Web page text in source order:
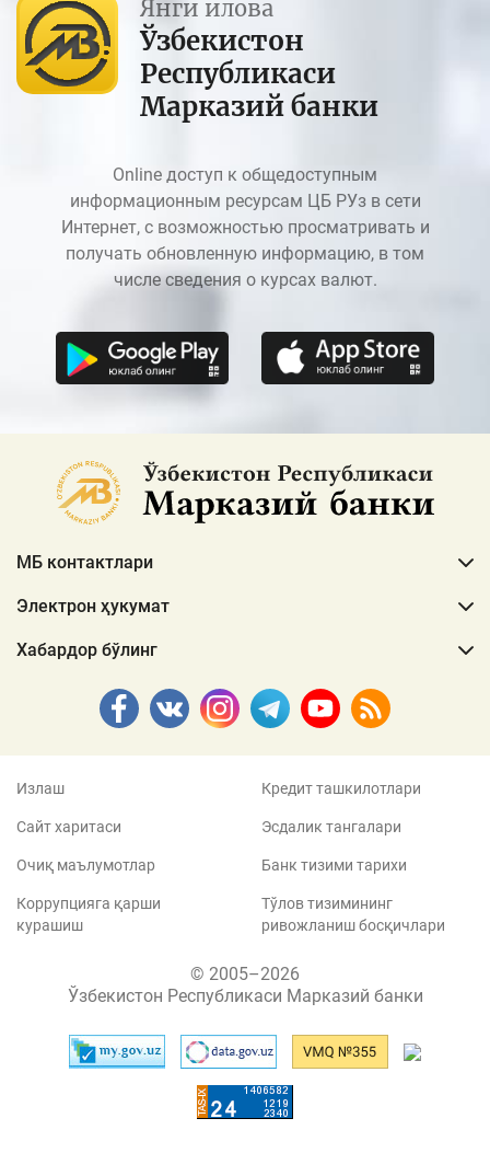
Янги илова
Ўзбекистон
Республикаси
Марказий банки
Online доступ к общедоступным
информационным ресурсам ЦБ РУз в сети
Интернет, с возможностью просматривать и
получать обновленную информацию, в том
числе сведения о курсах валют.
МБ контактлари
Электрон ҳукумат
Хабардор бўлинг
Излаш
Сайт харитаси
Очиқ маълумотлар
Коррупцияга қарши
курашиш
Кредит ташкилотлари
Эсдалик тангалари
Банк тизими тарихи
Тўлов тизимининг
ривожланиш босқичлари
© 2005–2026
Ўзбекистон Республикаси Марказий банки